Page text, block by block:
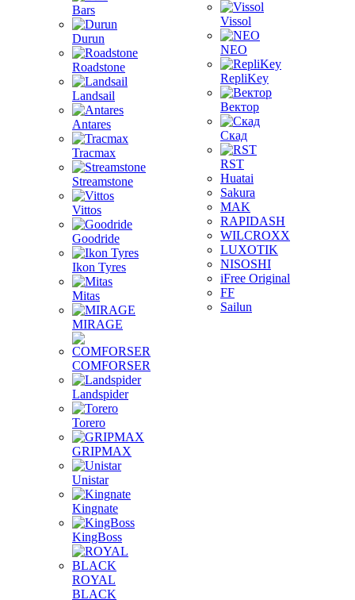
Bars
Durun
Roadstone
Landsail
Antares
Tracmax
Streamstone
Vittos
Goodride
Ikon Tyres
Mitas
MIRAGE
COMFORSER
Landspider
Torero
GRIPMAX
Unistar
Kingnate
KingBoss
ROYAL
BLACK
Vissol
NEO
RepliKey
Вектор
Скад
RST
Huatai
Sakura
MAK
RAPIDASH
WILCROXX
LUXOTIK
NISOSHI
iFree Original
FF
Sailun